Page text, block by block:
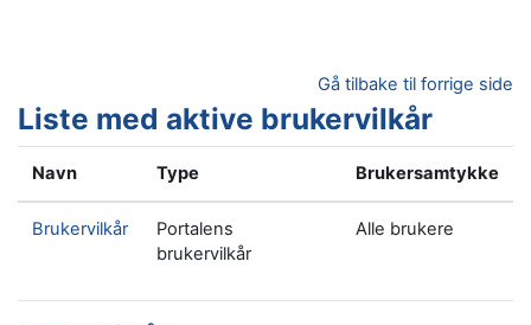
Gå tilbake til forrige side
Liste med aktive brukervilkår
Navn Type Brukersamtykke
Brukervilkår
Portalens
brukervilkår
Alle brukere